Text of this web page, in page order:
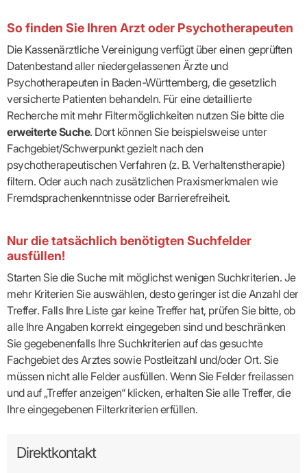
So finden Sie Ihren Arzt oder Psychotherapeuten
Die Kassenärztliche Vereinigung verfügt über einen geprüften
Datenbestand aller niedergelassenen Ärzte und
Psychotherapeuten in Baden-Württemberg, die gesetzlich
versicherte Patienten behandeln. Für eine detaillierte
Recherche mit mehr Filtermöglichkeiten nutzen Sie bitte die
erweiterte Suche. Dort können Sie beispielsweise unter
Fachgebiet/Schwerpunkt gezielt nach den
psychotherapeutischen Verfahren (z. B. Verhaltenstherapie)
filtern. Oder auch nach zusätzlichen Praxismerkmalen wie
Fremdsprachenkenntnisse oder Barrierefreiheit.
Nur die tatsächlich benötigten Suchfelder
ausfüllen!
Starten Sie die Suche mit möglichst wenigen Suchkriterien. Je
mehr Kriterien Sie auswählen, desto geringer ist die Anzahl der
Treffer. Falls Ihre Liste gar keine Treffer hat, prüfen Sie bitte, ob
alle Ihre Angaben korrekt eingegeben sind und beschränken
Sie gegebenenfalls Ihre Suchkriterien auf das gesuchte
Fachgebiet des Arztes sowie Postleitzahl und/oder Ort. Sie
müssen nicht alle Felder ausfüllen. Wenn Sie Felder freilassen
und auf „Treffer anzeigen“ klicken, erhalten Sie alle Treffer, die
Ihre eingegebenen Filterkriterien erfüllen.
Direktkontakt